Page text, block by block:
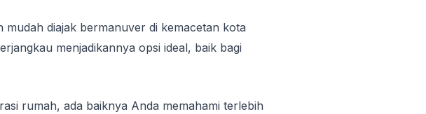
diajak bermanuver di kemacetan kota
menjadikannya opsi ideal, baik bagi
rumah, ada baiknya Anda memahami terlebih